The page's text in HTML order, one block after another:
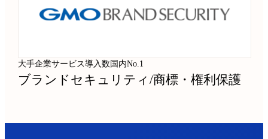
大手企業サービス導入数国内No.1
ブランドセキュリティ/商標・権利保護